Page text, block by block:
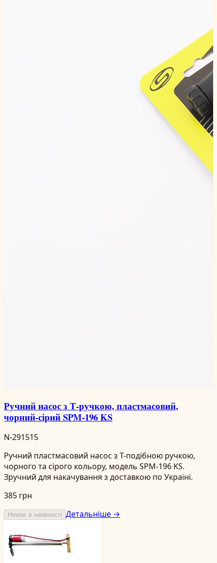
Ручний насос з Т-ручкою, пластмасовий,
чорний-сірий SPM-196 KS
N-291515
Ручний пластмасовий насос з Т-подібною ручкою,
чорного та сірого кольору, модель SPM-196 KS.
Зручний для накачування з доставкою по Україні.
385 грн
Немає в наявності Детальніше →